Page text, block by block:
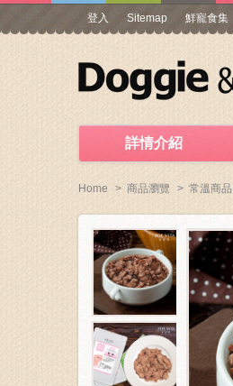
登入 Sitemap 鮮寵食集
詳情介紹
Home > 商品瀏覽 > 常溫商品